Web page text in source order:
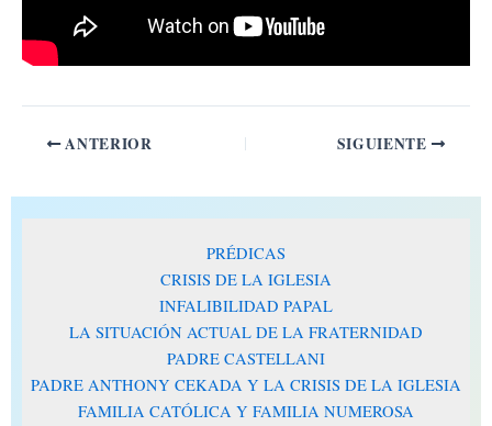
ANTERIOR SIGUIENTE
PRÉDICAS
CRISIS DE LA IGLESIA
INFALIBILIDAD PAPAL
LA SITUACIÓN ACTUAL DE LA FRATERNIDAD
PADRE CASTELLANI
PADRE ANTHONY CEKADA Y LA CRISIS DE LA IGLESIA
FAMILIA CATÓLICA Y FAMILIA NUMEROSA